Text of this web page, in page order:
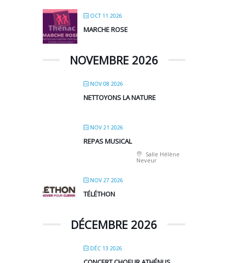
OCT 11 2026
MARCHE ROSE
NOVEMBRE 2026
NOV 08 2026
NETTOYONS LA NATURE
NOV 21 2026
REPAS MUSICAL
Salle Hélène
Neveur
NOV 27 2026
TÉLÉTHON
DÉCEMBRE 2026
DÉC 13 2026